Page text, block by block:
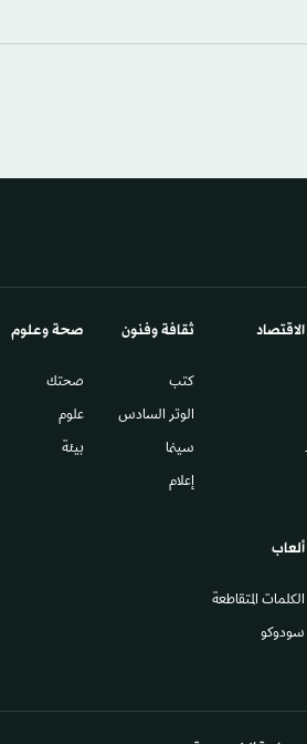
الاقتصاد ثقافة وفنون
كتب
الوتر السادس​
سينما
إعلام
صحة وعلوم
صحتك
علوم
بيئة
ألعاب
الكلمات المتقاطعة
سودوكو